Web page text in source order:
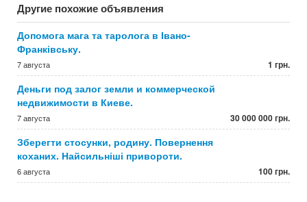
Другие похожие объявления
Допомога мага та таролога в Івано-
Франківську.
7 августа 1 грн.
Деньги под залог земли и коммерческой
недвижимости в Киеве.
7 августа 30 000 000 грн.
Зберегти стосунки, родину. Повернення
коханих. Найсильніші привороти.
6 августа 100 грн.